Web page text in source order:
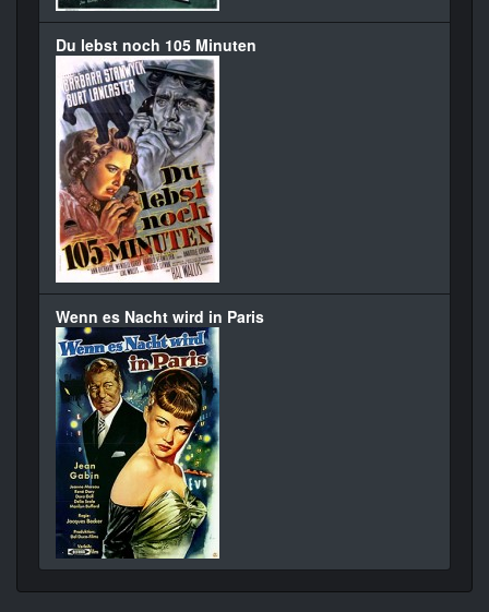
Du lebst noch 105 Minuten
Wenn es Nacht wird in Paris